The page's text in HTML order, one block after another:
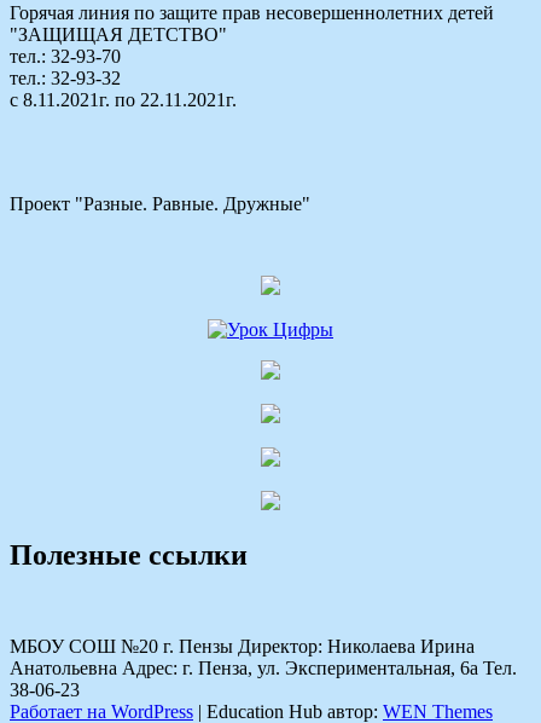
Горячая линия по защите прав несовершеннолетних детей
"ЗАЩИЩАЯ ДЕТСТВО"
тел.: 32-93-70
тел.: 32-93-32
с 8.11.2021г. по 22.11.2021г.
Проект "Разные. Равные. Дружные"
Полезные ссылки
МБОУ СОШ №20 г. Пензы Директор: Николаева Ирина
Анатольевна Адрес: г. Пенза, ул. Экспериментальная, 6а Тел.
38-06-23
Работает на WordPress | Education Hub автор: WEN Themes